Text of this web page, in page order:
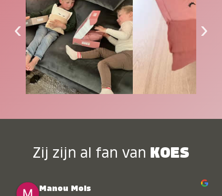
‹ ›
Zij zijn al fan van KOES
Manou Mols